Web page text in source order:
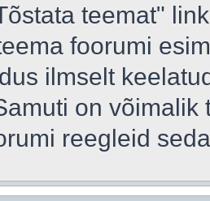
teemat"
foorumi
ilmselt
on
reegleid